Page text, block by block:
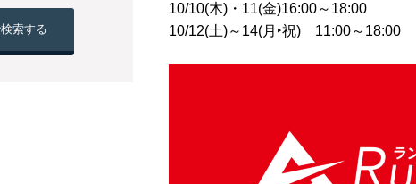
索する
10/10(木)・11(金)16:00～18:00
10/12(土)～14(月‣祝) 11:00～18:00